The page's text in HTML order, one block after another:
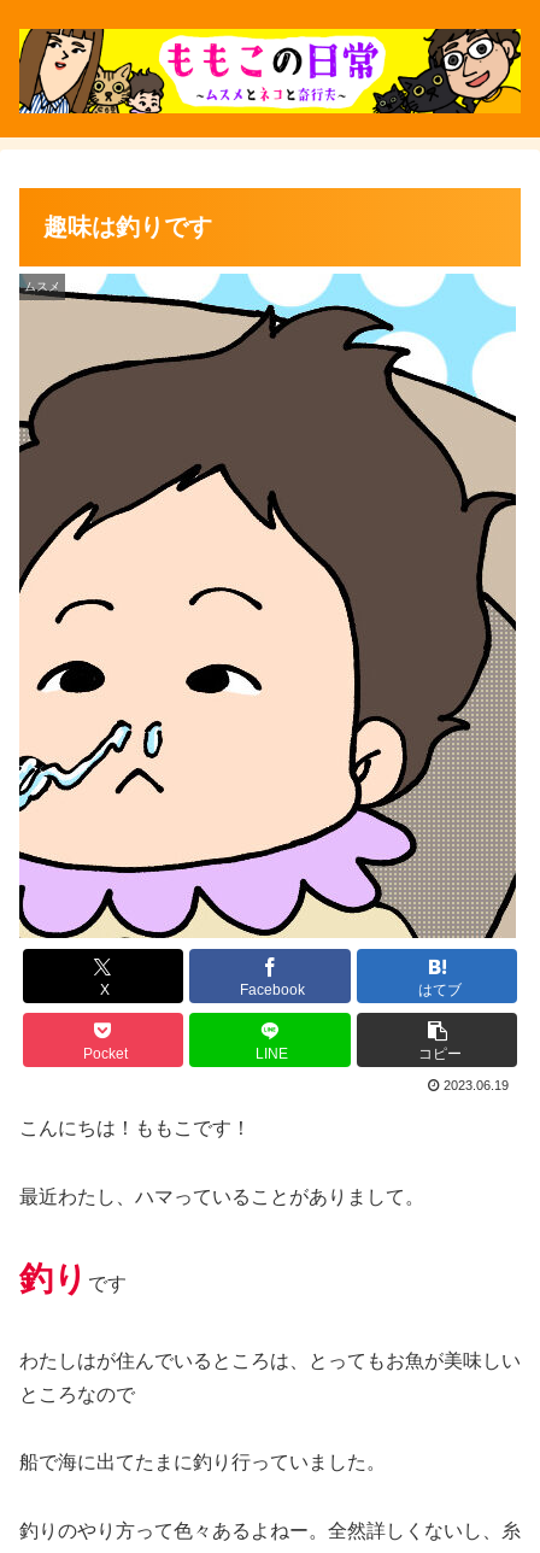
趣味は釣りです
ムスメ
X Facebook はてブ
Pocket LINE コピー
2023.06.19
こんにちは！ももこです！
最近わたし、ハマっていることがありまして。
釣り です
わたしはが住んでいるところは、とってもお魚が美味しい
ところなので
船で海に出てたまに釣り行っていました。
釣りのやり方って色々あるよねー。全然詳しくないし、糸